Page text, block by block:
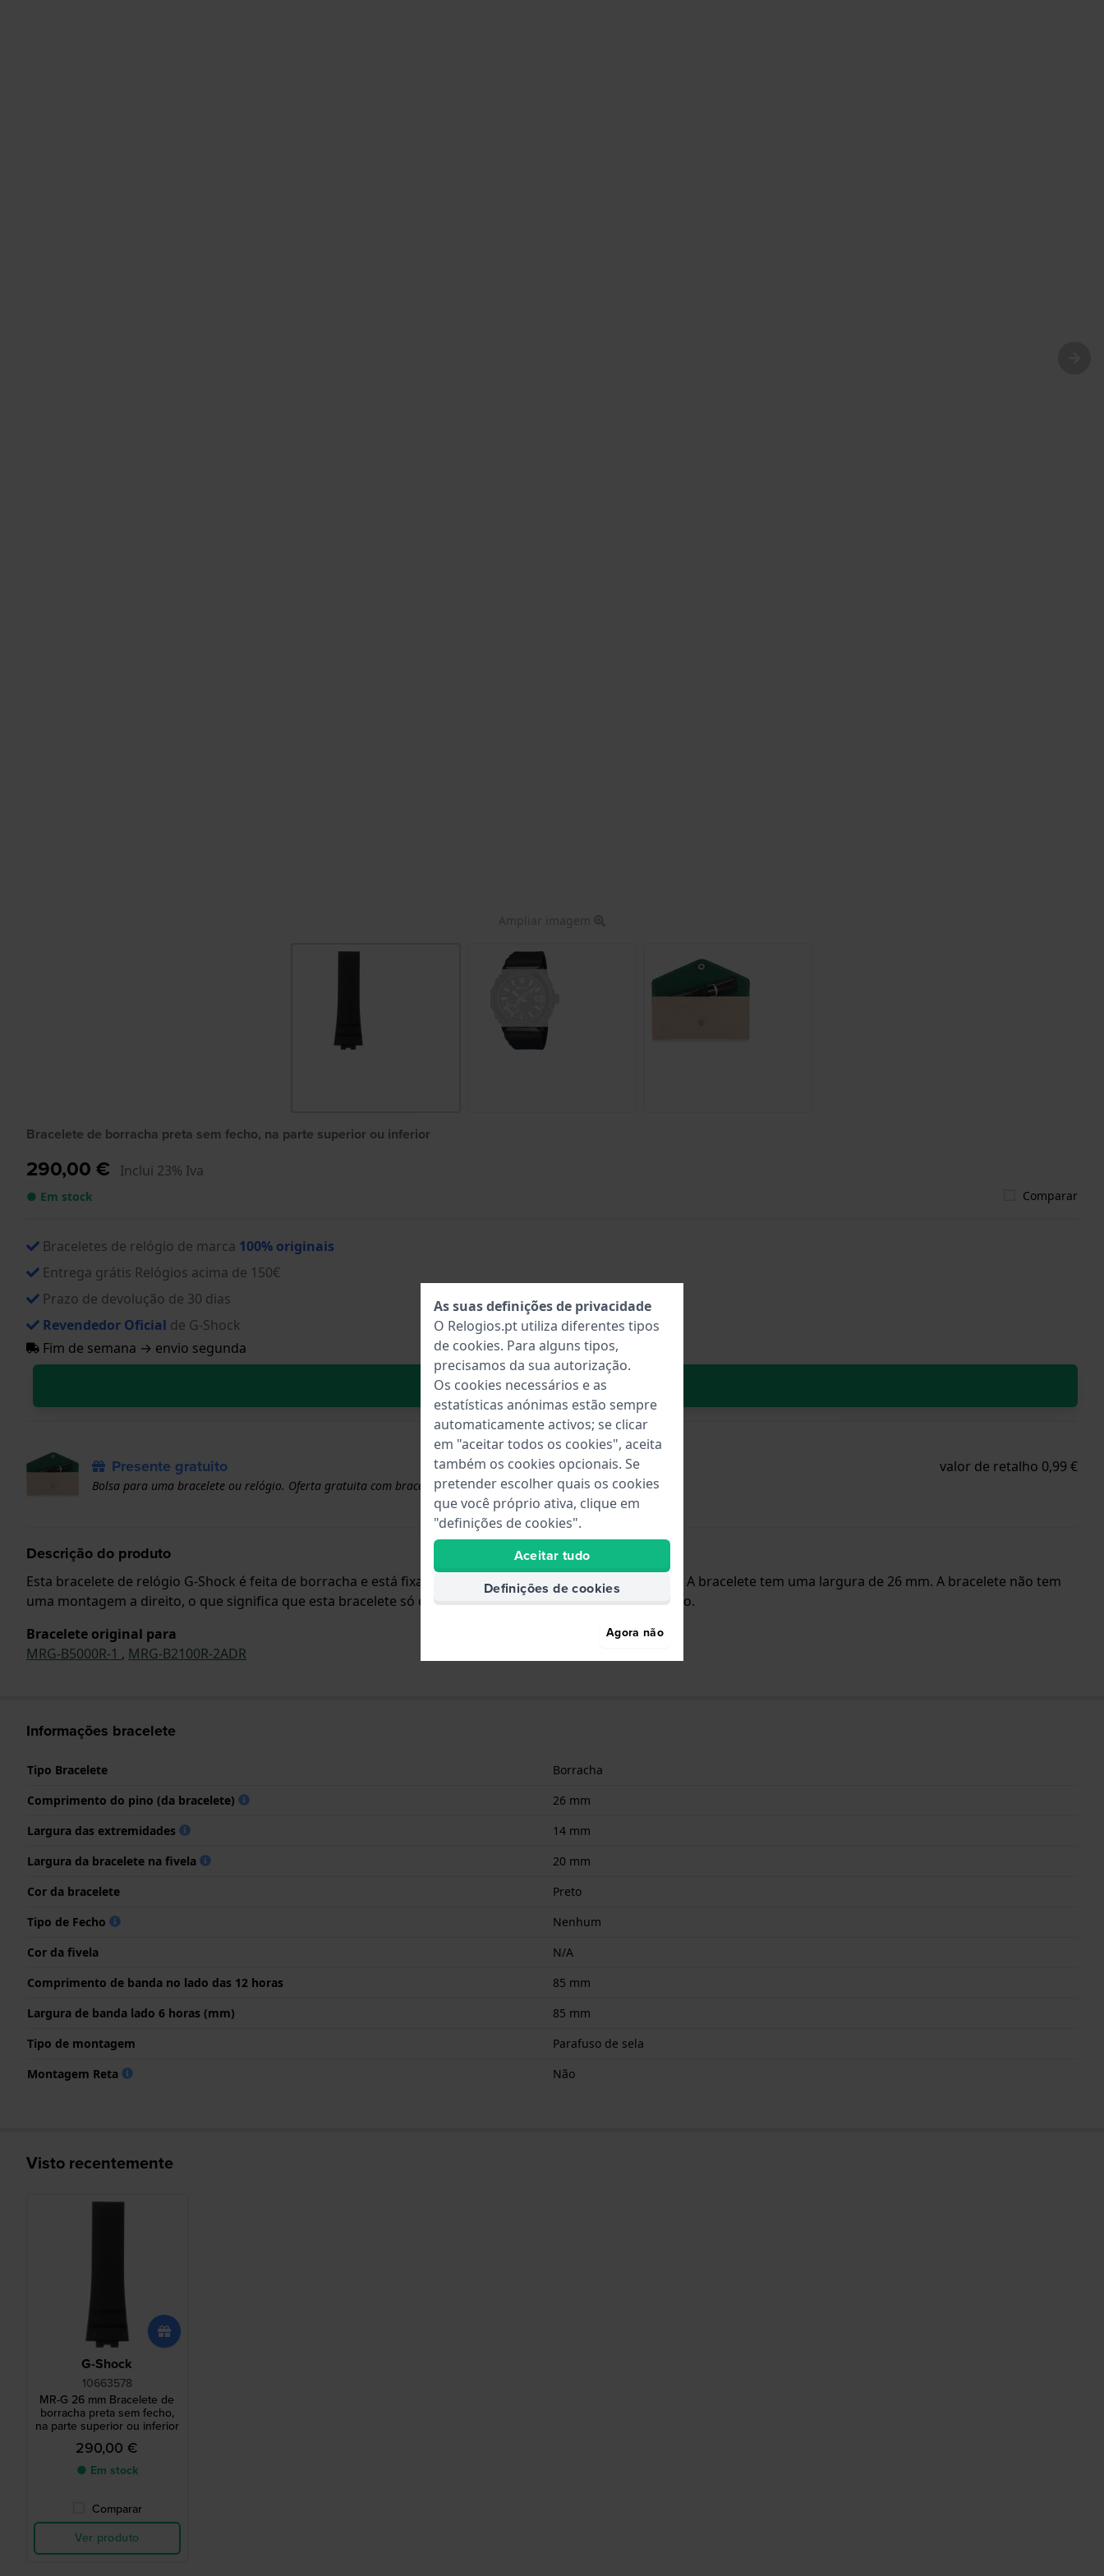
Ampliar imagem
Bracelete de borracha preta sem fecho, na parte superior ou inferior
290,00 € Inclui 23% Iva
● Em stock Comparar
Braceletes de relógio de marca 100% originais
Entrega grátis Relógios acima de 150€
Prazo de devolução de 30 dias
Revendedor Oficial de G-Shock
Fim de semana → envio segunda
No carrinho
Presente gratuito valor de retalho 0,99 €
Bolsa para uma bracelete ou relógio. Oferta gratuita com braceletes superiores a 50 euros
Descrição do produto
Esta bracelete de relógio G-Shock é feita de borracha e está fixada ao relógio através de parafuso de sela. A bracelete tem uma largura de 26 mm. A bracelete não tem
uma montagem a direito, o que significa que esta bracelete só é adequada para os relógios listados abaixo.
Bracelete original para
MRG-B5000R-1 , MRG-B2100R-2ADR
Informações bracelete
Tipo Bracelete
Borracha
Comprimento do pino (da bracelete)
26 mm
Largura das extremidades
14 mm
Largura da bracelete na fivela
20 mm
Cor da bracelete
Preto
Tipo de Fecho
Nenhum
Cor da fivela
N/A
Comprimento de banda no lado das 12 horas
85 mm
Largura de banda lado 6 horas (mm)
85 mm
Tipo de montagem
Parafuso de sela
Montagem Reta
Não
Visto recentemente
G-Shock
10663578
MR-G 26 mm Bracelete de
borracha preta sem fecho,
na parte superior ou inferior
290,00 €
● Em stock
Comparar
Ver produto
As suas definições de privacidade
O Relogios.pt utiliza diferentes tipos
de cookies. Para alguns tipos,
precisamos da sua autorização.
Os cookies necessários e as
estatísticas anónimas estão sempre
automaticamente activos; se clicar
em "aceitar todos os cookies", aceita
também os cookies opcionais. Se
pretender escolher quais os cookies
que você próprio ativa, clique em
"definições de cookies".
Aceitar tudo
Definições de cookies
Agora não